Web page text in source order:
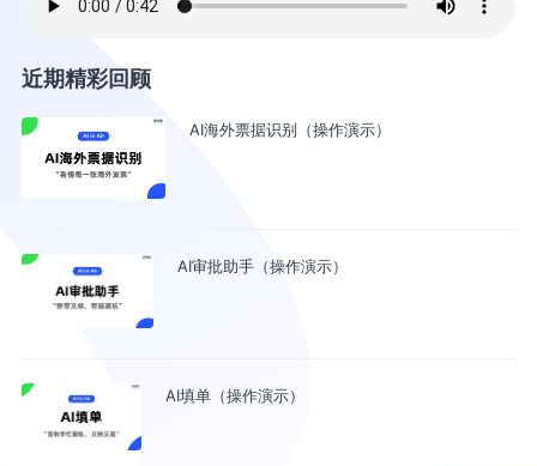
近期精彩回顾
AI海外票据识别（操作演示）
AI审批助手（操作演示）
AI填单（操作演示）